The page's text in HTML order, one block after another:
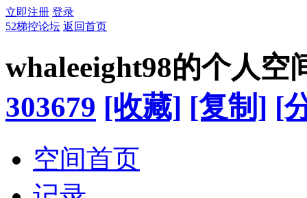
立即注册 登录
52梯控论坛 返回首页
whaleeight98的个人空
303679 [收藏] [复制] [
空间首页